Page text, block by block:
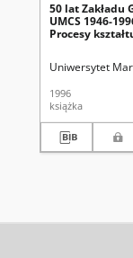
50 lat Zakładu
UMCS 1946-
Procesy
Roztocza w
czwartorzędzie :
terenowa
naukowa,
maja - 1
roku
Uniwersytet
1996
książka